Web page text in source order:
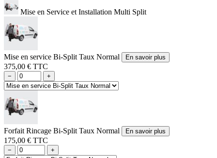
Mise en Service et Installation Multi Split
Mise en service Bi-Split Taux Normal En savoir plus
375,00 € TTC
− +
Forfait Rincage Bi-Split Taux Normal En savoir plus
175,00 € TTC
− +